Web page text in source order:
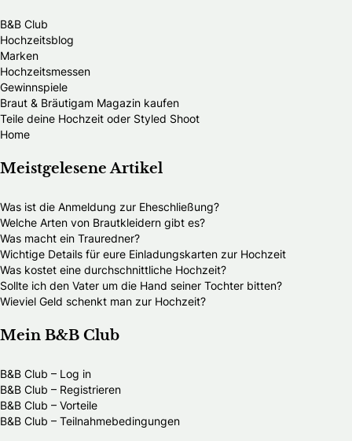
B&B Club
Hochzeitsblog
Marken
Hochzeitsmessen
Gewinnspiele
Braut & Bräutigam Magazin kaufen
Teile deine Hochzeit oder Styled Shoot
Home
Meistgelesene Artikel
Was ist die Anmeldung zur Eheschließung?
Welche Arten von Brautkleidern gibt es?
Was macht ein Trauredner?
Wichtige Details für eure Einladungskarten zur Hochzeit
Was kostet eine durchschnittliche Hochzeit?
Sollte ich den Vater um die Hand seiner Tochter bitten?
Wieviel Geld schenkt man zur Hochzeit?
Mein B&B Club
B&B Club – Log in
B&B Club – Registrieren
B&B Club – Vorteile
B&B Club – Teilnahmebedingungen